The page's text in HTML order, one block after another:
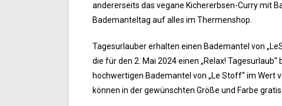
andererseits das vegane Kichererbsen-Curry mit
Bademanteltag auf alles im Thermenshop.
Tagesurlauber erhalten einen Bademantel von
die für den 2. Mai 2024 einen „Relax! Tagesurlaub“
hochwertigen Bademantel von „Le Stoff“ im Wert
können in der gewünschten Größe und Farbe